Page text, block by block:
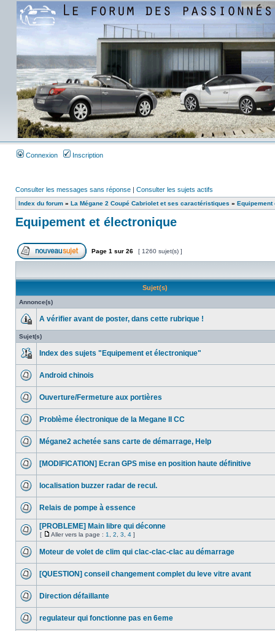
Connexion Inscription
Consulter les messages sans réponse | Consulter les sujets actifs
Index du forum » La Mégane 2 Coupé Cabriolet et ses caractéristiques » Equipement
Equipement et électronique
Page 1 sur 26 [ 1260 sujet(s) ]
Sujet(s)
Annonce(s)
A vérifier avant de poster, dans cette rubrique !
Sujet(s)
Index des sujets "Equipement et électronique"
Android chinois
Ouverture/Fermeture aux portières
Problème électronique de la Megane II CC
Mégane2 achetée sans carte de démarrage, Help
[MODIFICATION] Ecran GPS mise en position haute définitive
localisation buzzer radar de recul.
Relais de pompe à essence
[PROBLEME] Main libre qui déconne
[ Aller vers la page : 1 2 3 4 ]
Moteur de volet de clim qui clac-clac-clac au démarrage
[QUESTION] conseil changement complet du leve vitre avant
Direction défaillante
regulateur qui fonctionne pas en 6eme